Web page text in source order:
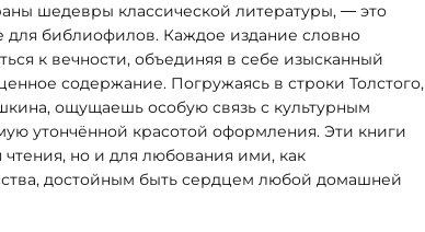
шедевры классической литературы, — это
для библиофилов. Каждое издание словно
к вечности, объединяя в себе изысканный
содержание. Погружаясь в строки Толстого,
ощущаешь особую связь с культурным
утончённой красотой оформления. Эти книги
чтения, но и для любования ими, как
достойным быть сердцем любой домашней